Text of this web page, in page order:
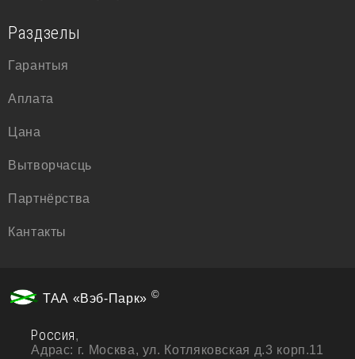
Раздзелы
Гарантыя
Аплата
Цана
Вытворчасць
Партнёрства
Кантакты
ТАА «Вэб-Парк» ©
Россия,
Адрас: г. Москва, ул. Котляковская д.3 корп.11